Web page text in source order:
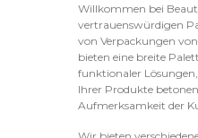
Willkommen bei
vertrauenswürdigen
von Verpackungen
bieten eine breite
funktionaler
Ihrer Produkte
Aufmerksamkeit der